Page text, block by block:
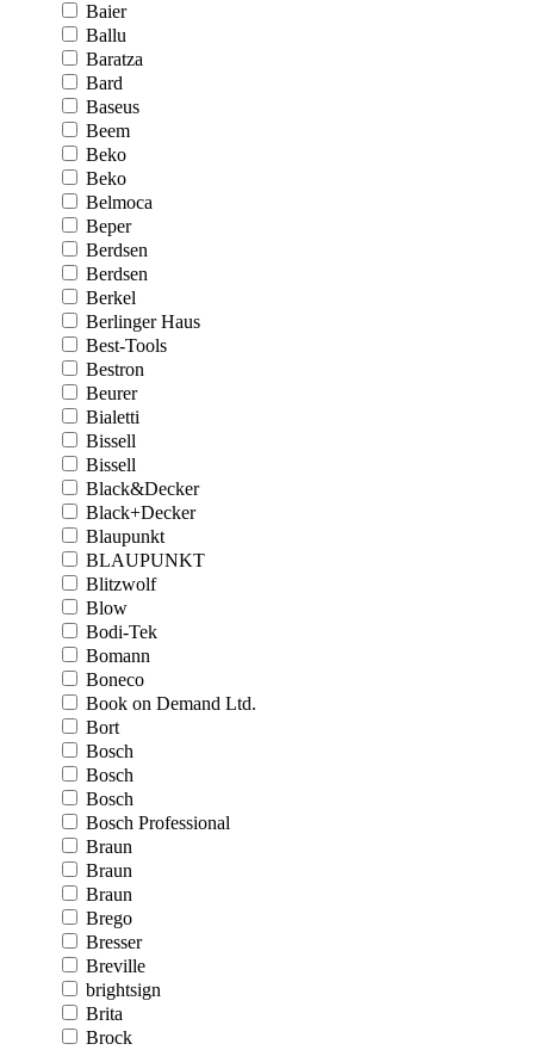
Baier
Ballu
Baratza
Bard
Baseus
Beem
Beko
Beko
Belmoca
Beper
Berdsen
Berdsen
Berkel
Berlinger Haus
Best-Tools
Bestron
Beurer
Bialetti
Bissell
Bissell
Black&Decker
Black+Decker
Blaupunkt
BLAUPUNKT
Blitzwolf
Blow
Bodi-Tek
Bomann
Boneco
Book on Demand Ltd.
Bort
Bosch
Bosch
Bosch
Bosch Professional
Braun
Braun
Braun
Brego
Bresser
Breville
brightsign
Brita
Brock